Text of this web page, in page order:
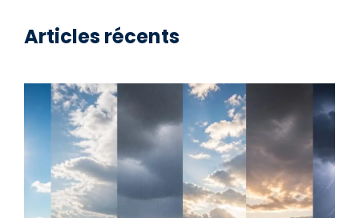
Articles récents